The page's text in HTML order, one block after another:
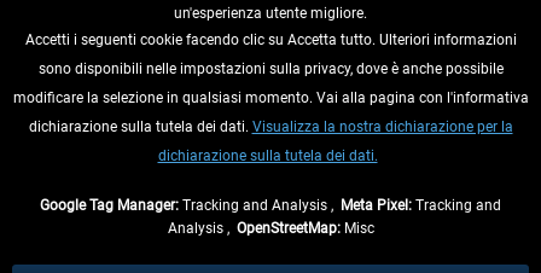
RECEDERE DAL CONTRATTO
INFORMAZIONI
un'esperienza utente migliore.
Accetti i seguenti cookie facendo clic su Accetta tutto. Ulteriori informazioni
sono disponibili nelle impostazioni sulla privacy, dove è anche possibile
modificare la selezione in qualsiasi momento. Vai alla pagina con l'informativa
dichiarazione sulla tutela dei dati. Visualizza la nostra dichiarazione per la
dichiarazione sulla tutela dei dati.
Google Tag Manager: Tracking and Analysis , Meta Pixel: Tracking and
Analysis , OpenStreetMap:Misc